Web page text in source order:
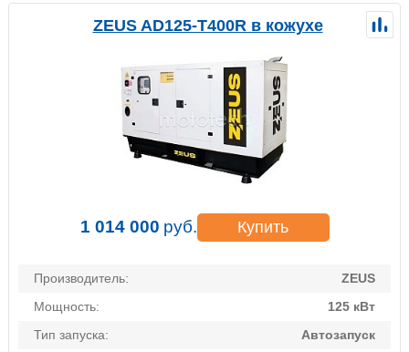
ZEUS AD125-T400R в кожухе
1 014 000 руб. Купить
Производитель:
ZEUS
Мощность:
125 кВт
Тип запуска:
Автозапуск